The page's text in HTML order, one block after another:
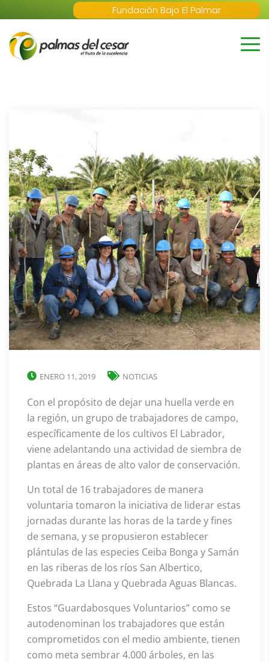
Fundación Bajo El Palmar
ENERO 11, 2019 NOTICIAS
Con el propósito de dejar una huella verde en
la región, un grupo de trabajadores de campo,
específicamente de los cultivos El Labrador,
viene adelantando una actividad de siembra de
plantas en áreas de alto valor de conservación.
Un total de 16 trabajadores de manera
voluntaria tomaron la iniciativa de liderar estas
jornadas durante las horas de la tarde y fines
de semana, y se propusieron establecer
plántulas de las especies Ceiba Bonga y Samán
en las riberas de los ríos San Albertico,
Quebrada La Llana y Quebrada Aguas Blancas.
Estos “Guardabosques Voluntarios” como se
autodenominan los trabajadores que están
comprometidos con el medio ambiente, tienen
como meta sembrar 4.000 árboles, en las